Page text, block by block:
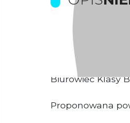
Prowizje dla
Kompleks
Biurowiec Klasy
Proponowana